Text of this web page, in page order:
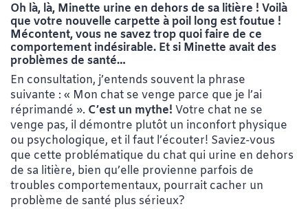
Oh là, là, Minette urine en dehors de sa litière ! Voilà
que votre nouvelle carpette à poil long est foutue !
Mécontent, vous ne savez trop quoi faire de ce
comportement indésirable. Et si Minette avait des
problèmes de santé…
En consultation, j’entends souvent la phrase
suivante : « Mon chat se venge parce que je l’ai
réprimandé ». C’est un mythe! Votre chat ne se
venge pas, il démontre plutôt un inconfort physique
ou psychologique, et il faut l’écouter! Saviez-vous
que cette problématique du chat qui urine en dehors
de sa litière, bien qu’elle provienne parfois de
troubles comportementaux, pourrait cacher un
problème de santé plus sérieux?